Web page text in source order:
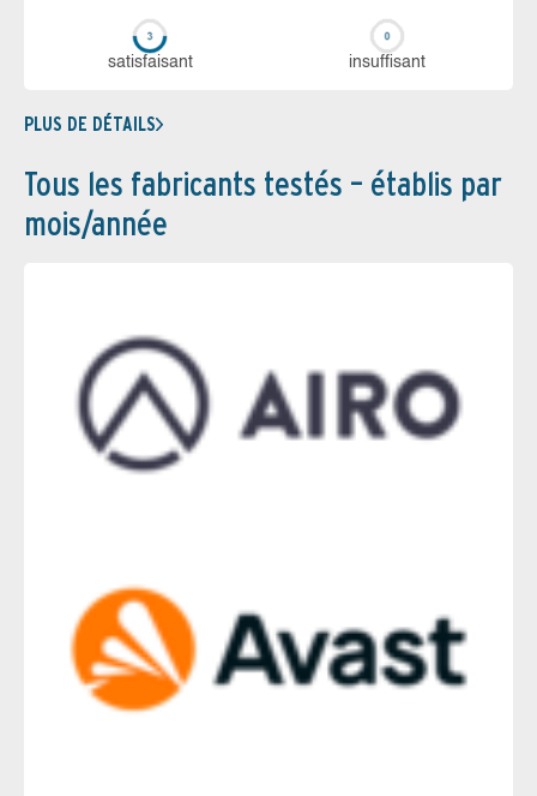
sa­tis­fai­sant in­suf­fi­sant
PLUS DE DÉTAILS
Tous les fabricants testés – établis par
mois/année